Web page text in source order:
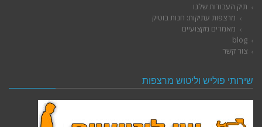
תיק העבודות שלנו
מרצפות עתיקות: חנות בוטיק
מאמרים מקצועיים
blog
צור קשר
שירותי פוליש וליטוש מרצפות